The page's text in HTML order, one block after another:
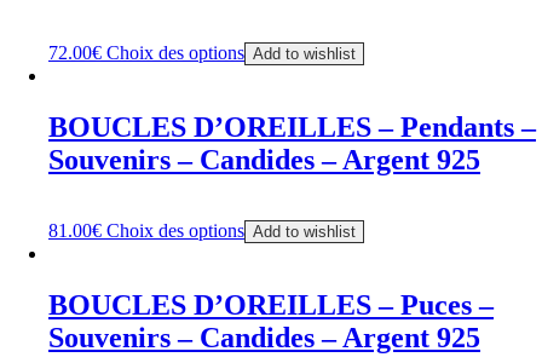
72.00€ Choix des options Add to wishlist
BOUCLES D’OREILLES – Pendants –
Souvenirs – Candides – Argent 925
81.00€ Choix des options Add to wishlist
BOUCLES D’OREILLES – Puces –
Souvenirs – Candides – Argent 925